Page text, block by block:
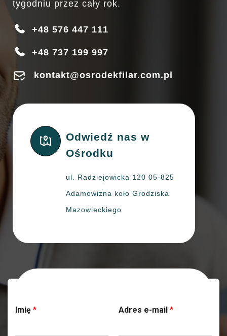
tygodniu przez cały rok.
+48 576 447 111
+48 737 199 997
kontakt@osrodekfilar.com.pl
Odwiedź nas w
Ośrodku
ul. Radziejowicka 120 05-825
Adamowizna koło Grodziska
Mazowieckiego
Imię * Adres e-mail *